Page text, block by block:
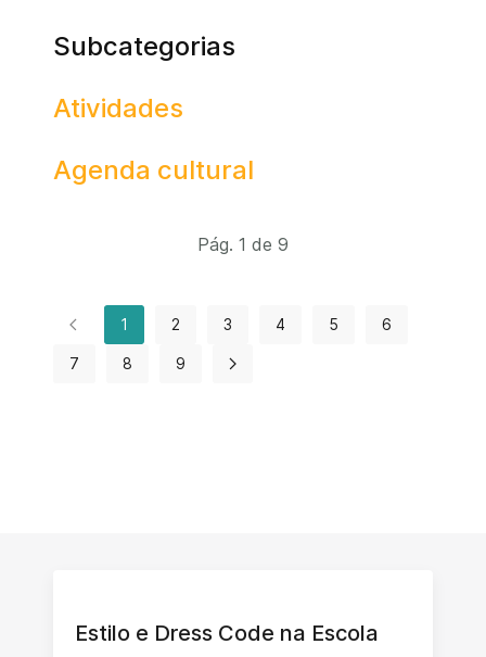
Subcategorias
Atividades
Agenda cultural
Pág. 1 de 9
1 2 3 4 5 6
7 8 9
Estilo e Dress Code na Escola